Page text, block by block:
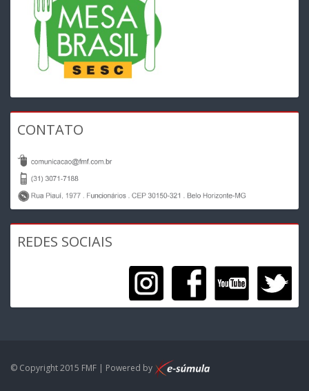
CONTATO
REDES SOCIAIS
© Copyright 2015 FMF | Powered by